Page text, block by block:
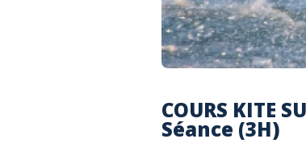
COURS KITE
Séance (3H)